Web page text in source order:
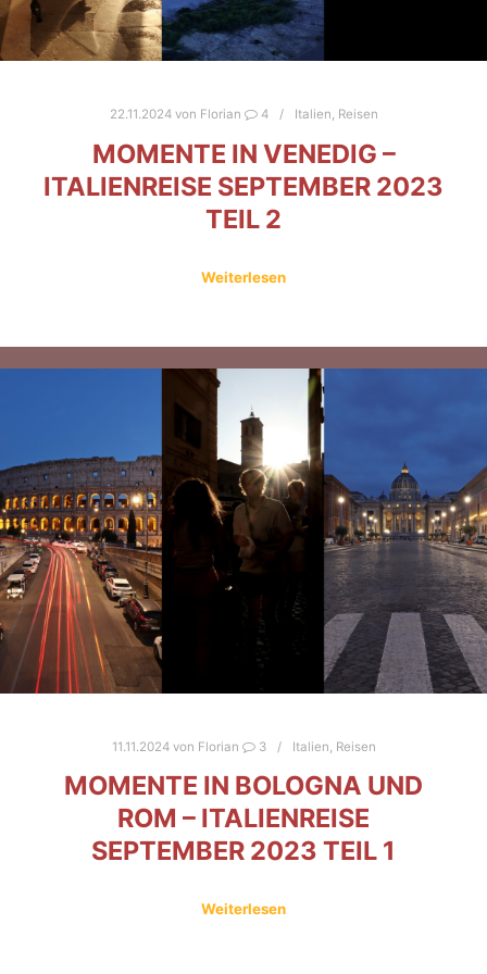
22.11.2024von Florian 4 Italien, Reisen
MOMENTE IN VENEDIG –
ITALIENREISE SEPTEMBER 2023
TEIL 2
Weiterlesen
11.11.2024von Florian 3 Italien Reisen
MOMENTE IN BOLOGNA UND
ROM – ITALIENREISE
SEPTEMBER 2023 TEIL 1
Weiterlesen